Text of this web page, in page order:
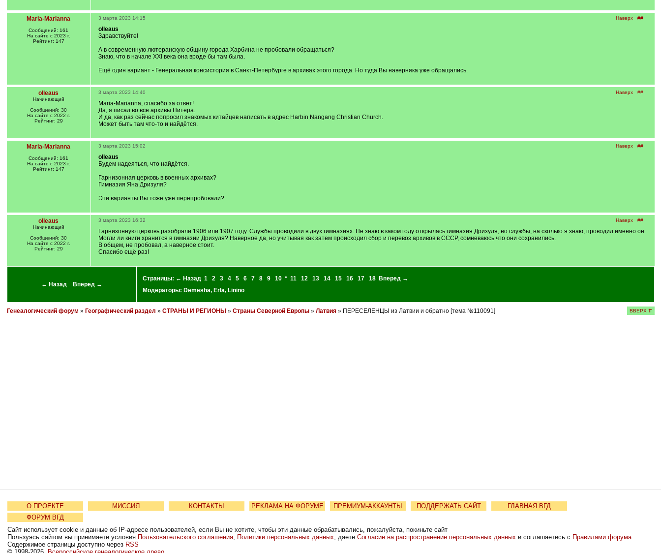
Maria-Marianna
Сообщений: 161
На сайте с 2023 г.
Рейтинг: 147
Наверх ##
3 марта 2023 14:15
olleaus
Здравствуйте!
А в современную лютеранскую общину города Харбина не пробовали обращаться?
Знаю, что в начале XXI века она вроде бы там была.
Ещё один вариант - Генеральная консистория в Санкт-Петербурге в архивах этого города. Но туда Вы наверняка уже обращались.
olleaus
Начинающий
Сообщений: 30
На сайте с 2022 г.
Рейтинг: 29
Наверх ##
3 марта 2023 14:40
Maria-Marianna, спасибо за ответ!
Да, я писал во все архивы Питера.
И да, как раз сейчас попросил знакомых китайцев написать в адрес Harbin Nangang Christian Church.
Может быть там что-то и найдётся.
Maria-Marianna
Сообщений: 161
На сайте с 2023 г.
Рейтинг: 147
Наверх ##
3 марта 2023 15:02
olleaus
Будем надеяться, что найдётся.
Гарнизонная церковь в военных архивах?
Гимназия Яна Дризуля?
Эти варианты Вы тоже уже перепробовали?
olleaus
Начинающий
Сообщений: 30
На сайте с 2022 г.
Рейтинг: 29
Наверх ##
3 марта 2023 16:32
Гарнизонную церковь разобрали 1906 или 1907 году. Службы проводили в двух гимназиях. Не знаю в каком году открылась гимназия Дризуля, но службы, на сколько я знаю, проводил именно он.
Могли ли книги хранится в гимназии Дризуля? Наверное да, но учитывая как затем происходил сбор и перевоз архивов в СССР, сомневаюсь что они сохранились.
В общем, не пробовал, а наверное стоит.
Спасибо ещё раз!
← Назад Вперед →
Страницы: ← Назад 1 2 3 4 5 6 7 8 9 10 * 11 12 13 14 15 16 17 18
Вперед →
Модераторы: Demesha, Erla, Linino
Генеалогический форум » Географический раздел » СТРАНЫ И РЕГИОНЫ » Cтраны Северной Европы» Латвия» ПЕРЕСЕЛЕНЦЫ из Латвии и обратно [тема №110091] ВВЕРХ ⇈
О ПРОЕКТЕ МИССИЯ КОНТАКТЫ РЕКЛАМА НА ФОРУМЕ ПРЕМИУМ-АККАУНТЫ ПОДДЕРЖАТЬ САЙТ
ГЛАВНАЯ ВГД
ФОРУМ ВГД
Сайт использует cookie и данные об IP-адресе пользователей, если Вы не хотите, чтобы эти данные обрабатывались, пожалуйста, покиньте сайт
Пользуясь сайтом вы принимаете условия Пользовательского соглашения, Политики персональных данных, даете Согласие на распространение персональных данных и соглашаетесь с Правилами форума
Содержимое страницы доступно через RSS